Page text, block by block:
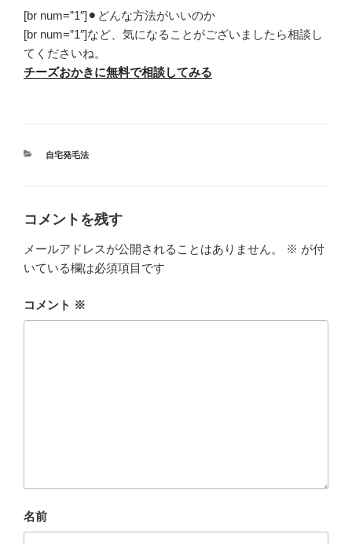
[br num=”1″]⚫︎どんな方法がいいのか
[br num=”1″]など、気になることがございましたら相談し
てくださいね。
チーズおかきに無料で相談してみる
カ
自宅発毛法
コメントを残す
メールアドレスが公開されることはありません。 ※ が付
いている欄は必須項目です
コメント ※
名前